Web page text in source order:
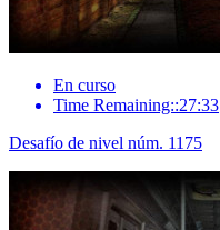
En curso
Time Remaining::27:33
Desafío de nivel núm. 1175